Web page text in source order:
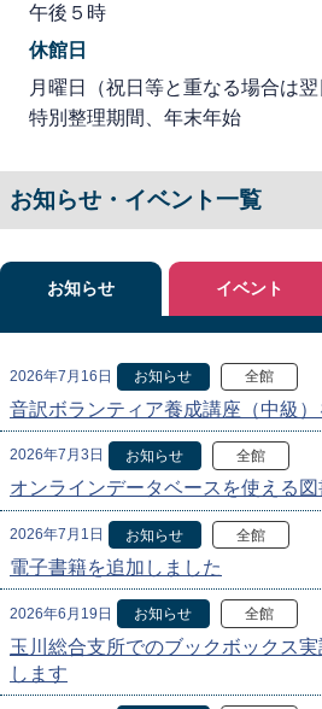
午後５時
休館日
月曜日（祝日等と重なる場合は翌
特別整理期間、年末年始
お知らせ・イベント一覧
お知らせ
2026年7月16日 お知らせ 全館
音訳ボランティア養成講座（中級）
2026年7月3日 お知らせ 全館
オンラインデータベースを使える図
2026年7月1日 お知らせ 全館
電子書籍を追加しました
2026年6月19日 お知らせ 全館
玉川総合支所でのブックボックス
します
イベント